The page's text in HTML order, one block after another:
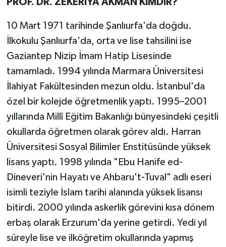
10 Mart 1971 tarihinde Şanlıurfa'da doğdu.
İlkokulu Şanlıurfa'da, orta ve lise tahsilini ise
Gaziantep Nizip İmam Hatip Lisesinde
tamamladı. 1994 yılında Marmara Üniversitesi
İlahiyat Fakültesinden mezun oldu. İstanbul'da
özel bir kolejde öğretmenlik yaptı. 1995–2001
yıllarında Millî Eğitim Bakanlığı bünyesindeki çeşitli
okullarda öğretmen olarak görev aldı. Harran
Üniversitesi Sosyal Bilimler Enstitüsünde yüksek
lisans yaptı. 1998 yılında "Ebu Hanife ed-
Dineveri'nin Hayatı ve Ahbaru't-Tuval" adlı eseri
isimli teziyle İslam tarihi alanında yüksek lisansı
bitirdi. 2000 yılında askerlik görevini kısa dönem
erbaş olarak Erzurum'da yerine getirdi. Yedi yıl
süreyle lise ve ilköğretim okullarında yapmış